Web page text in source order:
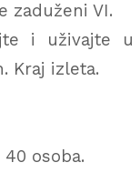
zaduženi VI.
i uživajte u
Kraj izleta.
osoba.